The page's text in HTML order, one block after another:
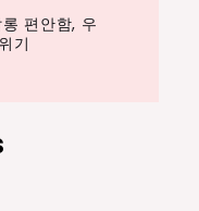
편안함, 우
기